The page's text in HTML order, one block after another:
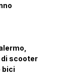
scooter
bici